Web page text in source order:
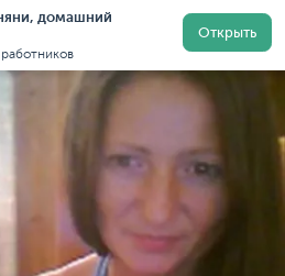
домашний
Открыть
в Москве Няни у метро